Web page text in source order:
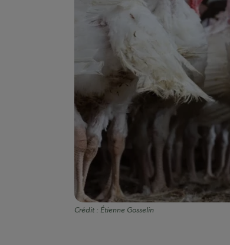
Crédit : Étienne Gosselin